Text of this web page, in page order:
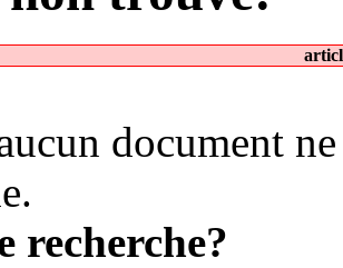
document
recherche?